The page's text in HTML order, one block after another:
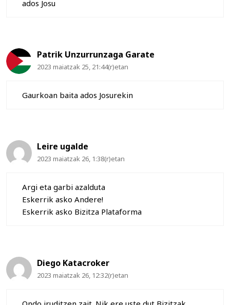
ados Josu
Patrik Unzurrunzaga Garate
2023 maiatzak 25, 21:44(r)etan
Gaurkoan baita ados Josurekin
Leire ugalde
2023 maiatzak 26, 1:38(r)etan
Argi eta garbi azalduta
Eskerrik asko Andere!
Eskerrik asko Bizitza Plataforma
Diego Katacroker
2023 maiatzak 26, 12:32(r)etan